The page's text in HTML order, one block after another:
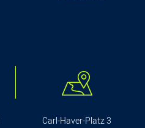
Carl-Haver-Platz 3